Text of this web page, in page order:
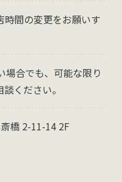
時間の変更をお願いす
場合でも、可能な限り
ください。
橋 2-11-14 2F